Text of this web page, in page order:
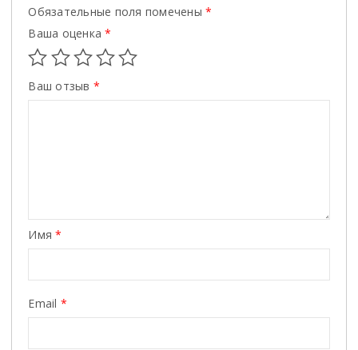
Обязательные поля помечены*
Ваша оценка*
Ваш отзыв *
Имя*
Email *